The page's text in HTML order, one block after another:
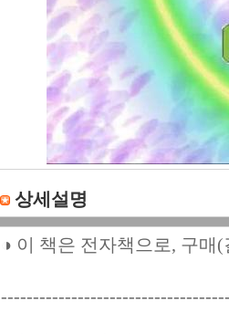
상세설명
◑ 이 책은 전자책으로, 구매